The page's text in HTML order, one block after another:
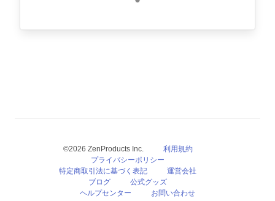
©2026 ZenProducts Inc.
利用規約
プライバシーポリシー
特定商取引法に基づく表記
運営会社
ブログ
公式グッズ
ヘルプセンター
お問い合わせ